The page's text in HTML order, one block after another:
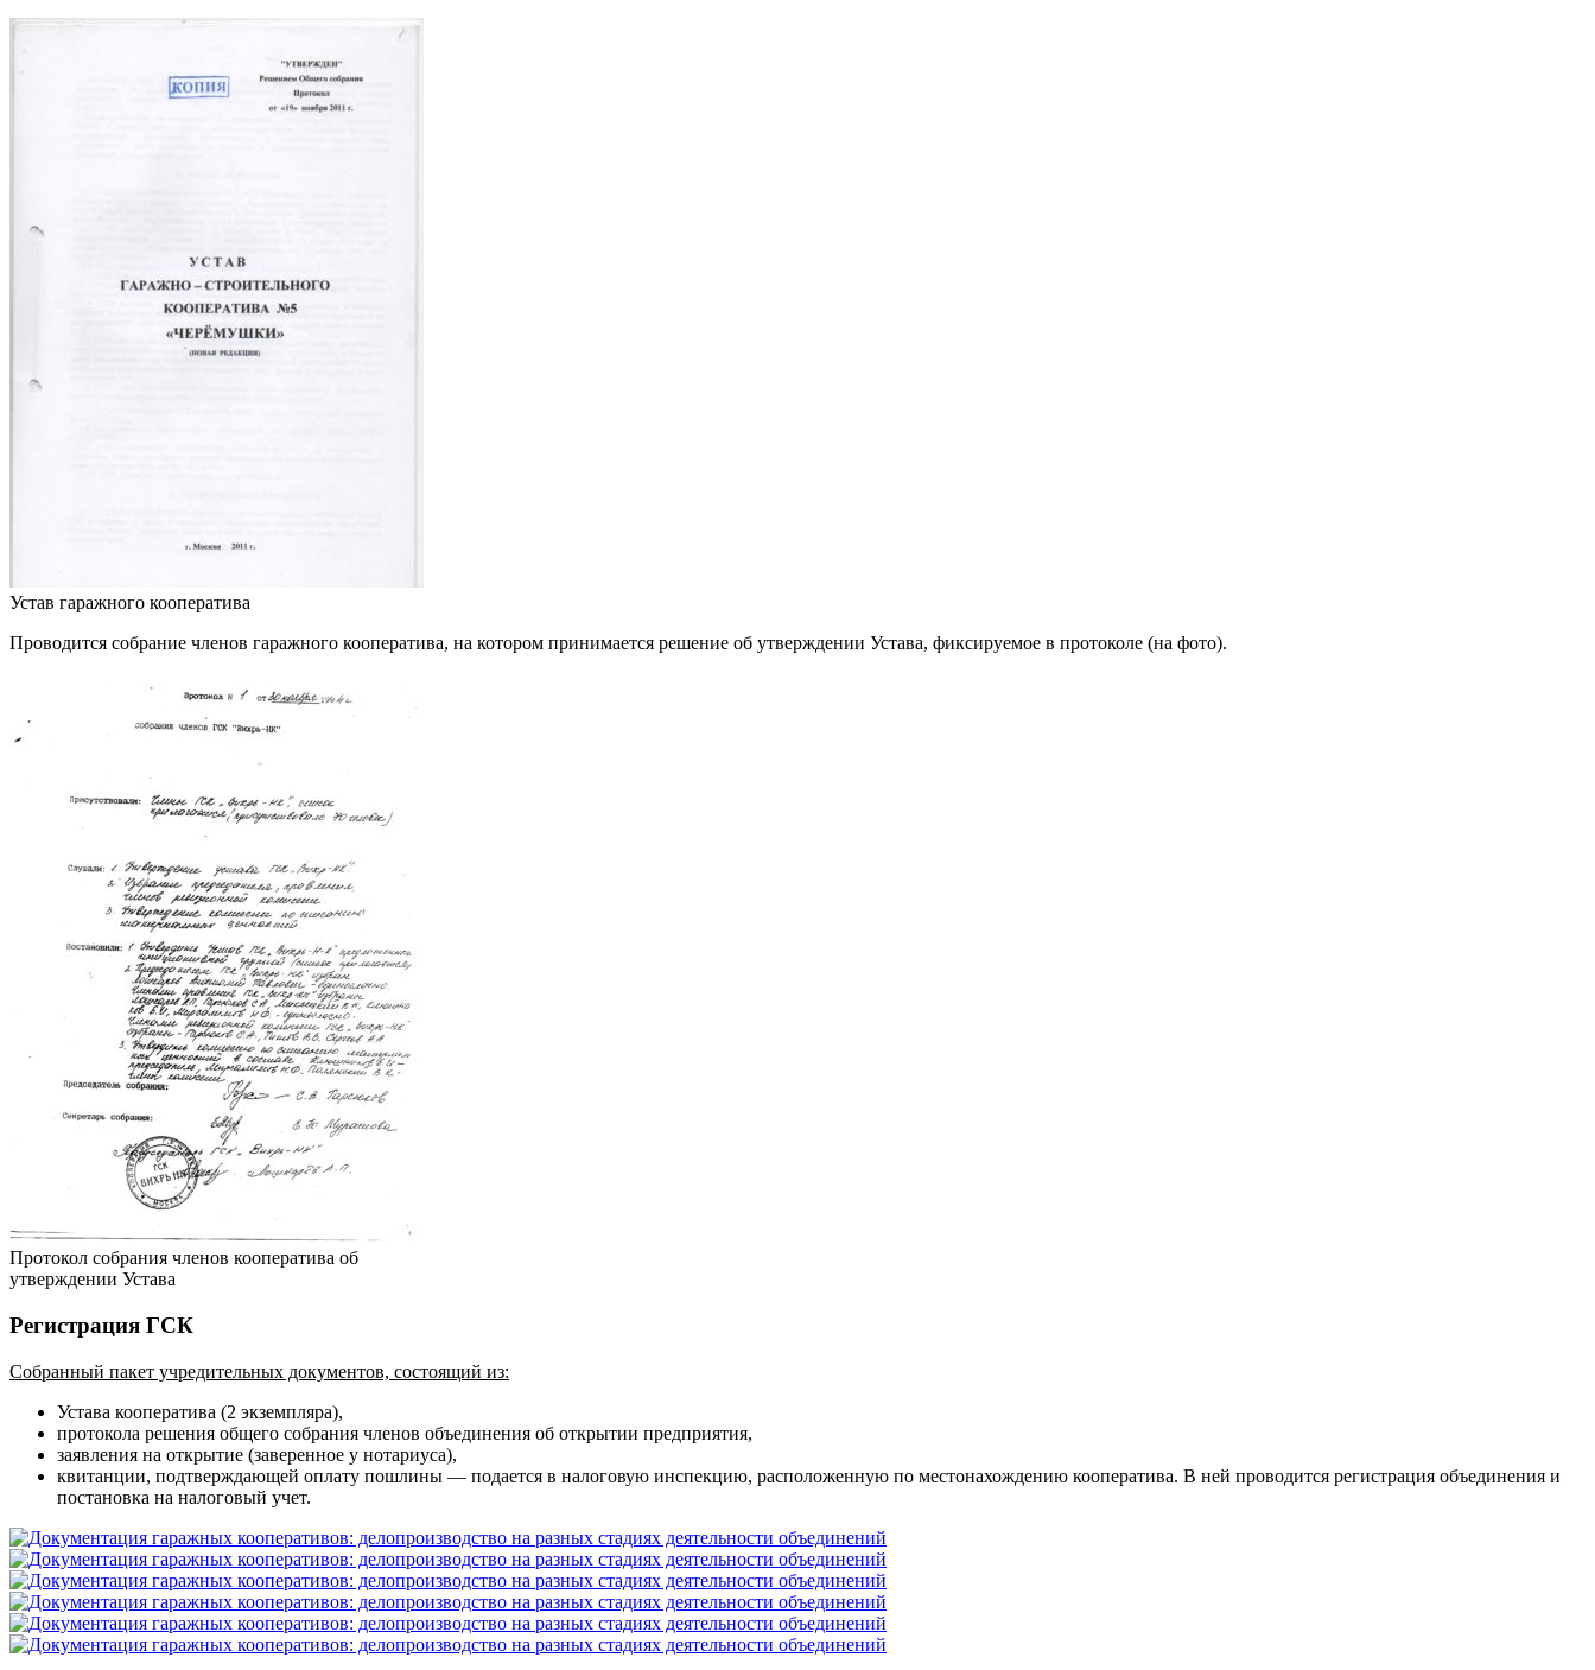
Устав гаражного кооператива
Проводится собрание членов гаражного кооператива, на котором принимается решение об утверждении Устава, фиксируемое в протоколе (на фото).
Протокол собрания членов кооператива об
утверждении Устава
Регистрация ГСК
Собранный пакет учредительных документов, состоящий из:
Устава кооператива (2 экземпляра),
протокола решения общего собрания членов объединения об открытии предприятия,
заявления на открытие (заверенное у нотариуса),
квитанции, подтверждающей оплату пошлины — подается в налоговую инспекцию, расположенную по местонахождению кооператива. В ней проводится регистрация объединения и
постановка на налоговый учет.